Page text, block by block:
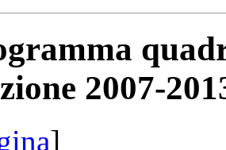
2007-
]